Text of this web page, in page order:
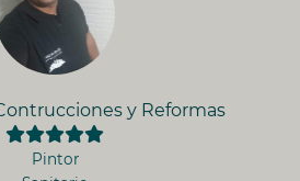
y Reformas
Pintor